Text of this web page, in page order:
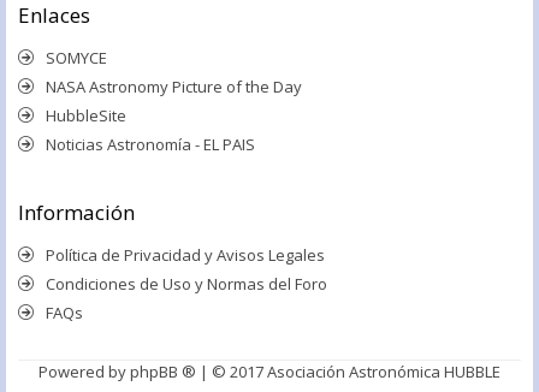
Enlaces
SOMYCE
NASA Astronomy Picture of the Day
HubbleSite
Noticias Astronomía - EL PAIS
Información
Política de Privacidad y Avisos Legales
Condiciones de Uso y Normas del Foro
FAQs
Powered byphpBB ® | © 2017 Asociación Astronómica HUBBLE